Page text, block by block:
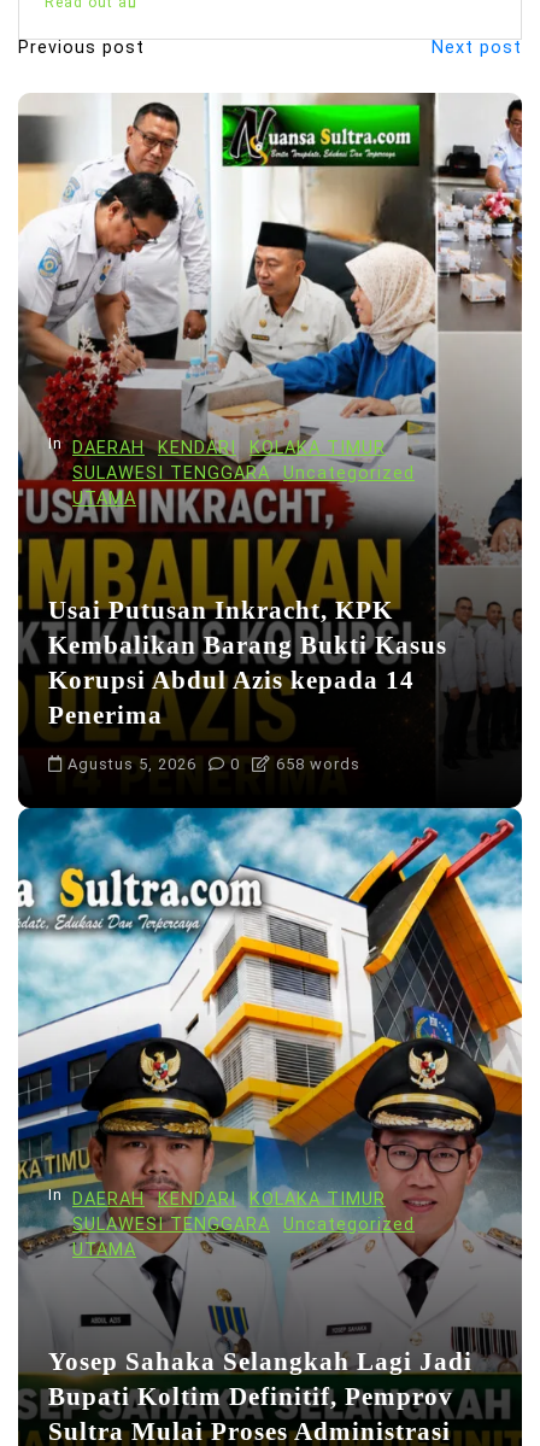
N
a
i
a
s
i
p
o
Previous post Next post
In DAERAH KENDARI
KOLAKA TIMUR
SULAWESI TENGGARA
Uncategorized
UTAMA
Usai Putusan Inkracht, KPK
Kembalikan Barang Bukti Kasus
Korupsi Abdul Azis kepada 14
Penerima
Agustus 5, 2026 0 658 words
In DAERAH KENDARI
KOLAKA TIMUR
SULAWESI TENGGARA
Uncategorized
UTAMA
Yosep Sahaka Selangkah Lagi Jadi
Bupati Koltim Definitif, Pemprov
Sultra Mulai Proses Administrasi